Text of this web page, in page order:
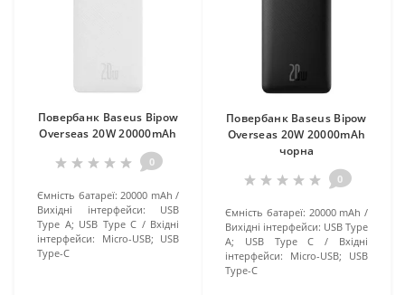
Повербанк Baseus Bipow
Overseas 20W 20000mAh
0
Ємність батареї: 20000 mAh
Вихідні інтерфейси:
USB
Type A; USB Type C
Вхідні
інтерфейси:
Micro-USB; USB
Type-C
Повербанк Baseus Bipow
Overseas 20W 20000mAh
чорна
0
Ємність батареї: 20000 mAh
Вихідні інтерфейси: USB Type
A; USB Type C
Вхідні
інтерфейси:
Micro-USB; USB
Type-C